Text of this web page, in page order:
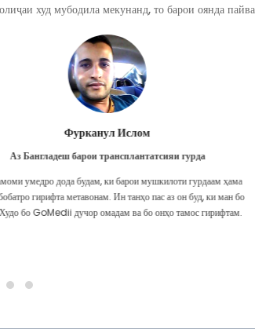
худ мубодила мекунанд, то барои оянда
гурда
барои мушкилоти гурдаам ҳама
Ин танҳо пас аз он буд, ки ман бо
ва бо онҳо тамос гирифтам.
CKD як ҳолати
тӯлонӣ аз он
онҳо дар